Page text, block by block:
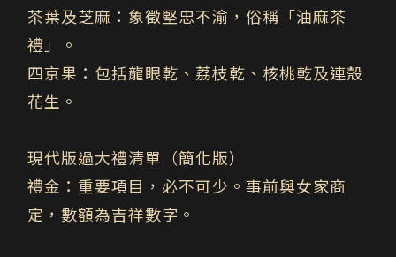
茶葉及芝麻： 象徵堅忠不渝，俗稱「油麻茶
禮」。
四京果： 包括龍眼乾、荔枝乾、核桃乾及連殼
花生。
現代版過大禮清單（簡化版）
禮金：重要項目，必不可少。事前與女家商
定，數額為吉祥數字。